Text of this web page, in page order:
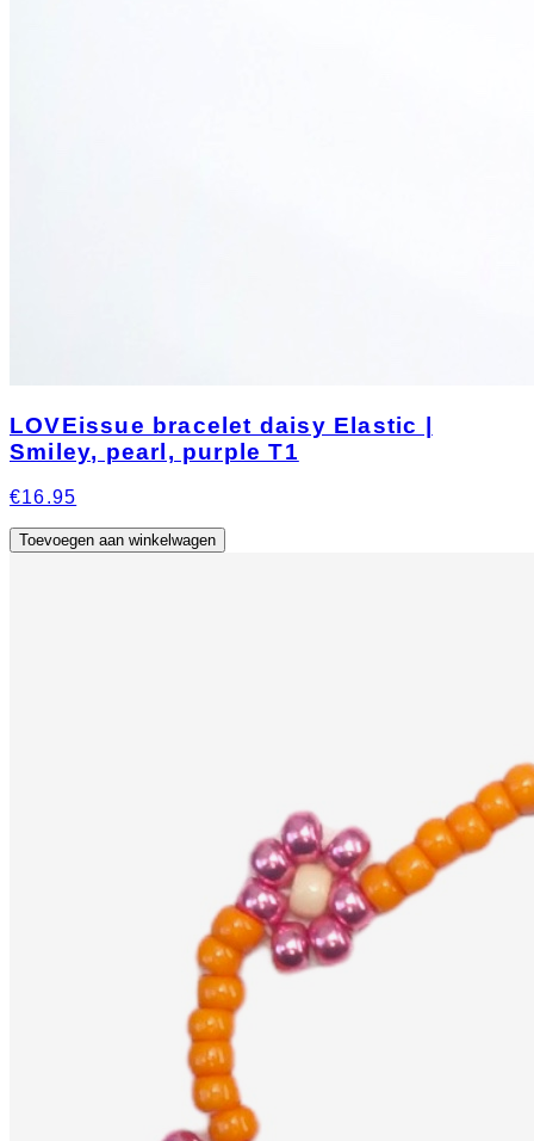
LOVEissue bracelet daisy Elastic |
Smiley, pearl, purple T1
€16.95
Toevoegen aan winkelwagen